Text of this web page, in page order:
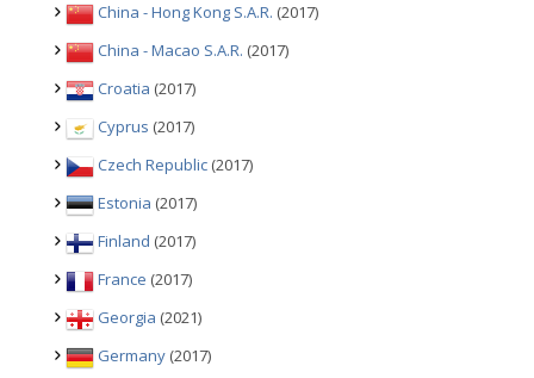
China - Hong Kong S.A.R. (2017)
China - Macao S.A.R. (2017)
Croatia (2017)
Cyprus (2017)
Czech Republic (2017)
Estonia (2017)
Finland (2017)
France (2017)
Georgia (2021)
Germany (2017)